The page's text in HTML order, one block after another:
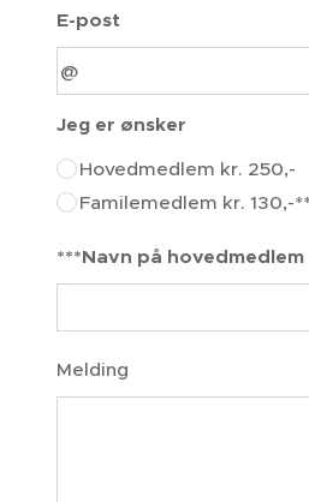
E-post
Jeg er ønsker
Hovedmedlem kr. 250,-
Familemedlem kr. 130,-
***Navn på hovedmedlem
Melding